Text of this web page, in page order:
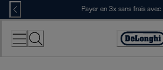
Skip
to
Content
Payer en 3x sans frais
Déclaration